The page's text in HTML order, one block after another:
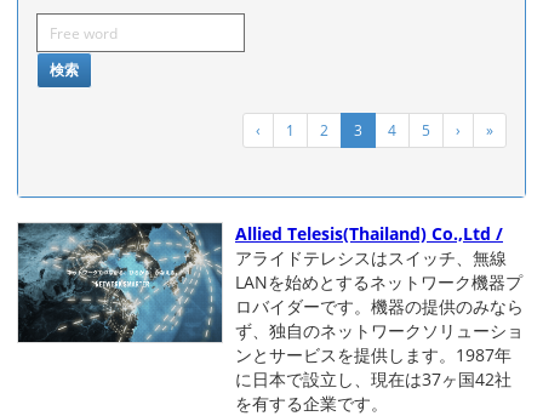
検索
‹ 1 2 3 4 5 › »
Allied Telesis(Thailand) Co.,Ltd /
アライドテレシスはスイッチ、無線
LANを始めとするネットワーク機器プ
ロバイダーです。機器の提供のみなら
ず、独自のネットワークソリューショ
ンとサービスを提供します。1987年
に日本で設立し、現在は37ヶ国42社
を有する企業です。